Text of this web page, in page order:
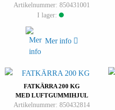
Artikelnummer: 850431001
I lager:
Mer info
FATKÄRRA 200 KG
MED LUFTGUMMIHJUL
Artikelnummer: 850432814